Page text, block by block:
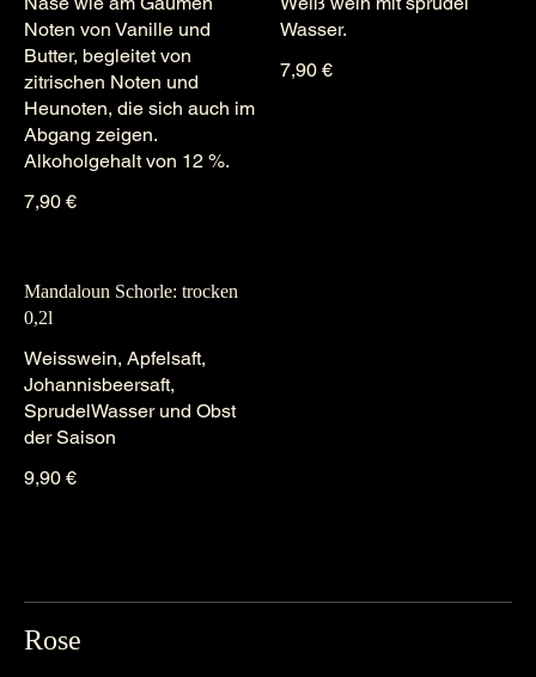
Noten von Vanille und
Butter, begleitet von
zitrischen Noten und
Heunoten, die sich auch im
Abgang zeigen.
7,90 €
Wasser.
7,90 €
Mandaloun Schorle: trocken
0,2l
Weisswein, Apfelsaft,
Johannisbeersaft,
SprudelWasser und Obst
der Saison
9,90 €
Rose